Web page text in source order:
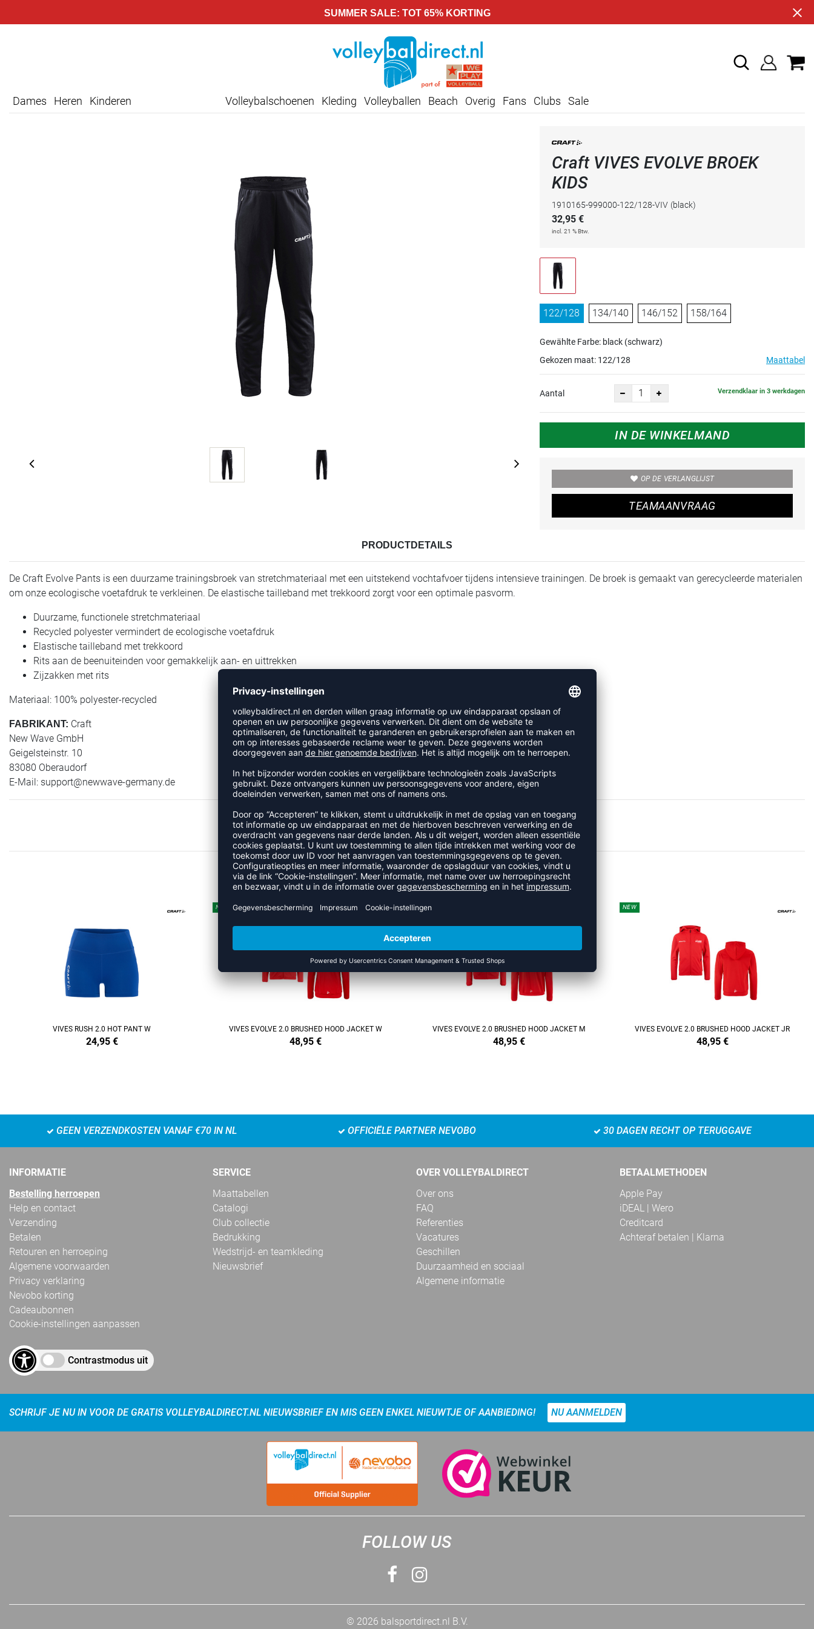
SUMMER SALE: TOT 65% KORTING
Dames Heren Kinderen Volleybalschoenen Kleding Volleyballen Beach Overig Fans Clubs Sale
Craft VIVES EVOLVE BROEK
KIDS
1910165-999000-122/128-VIV (black)
32,95 €
incl. 21 % Btw.
122/128 134/140 146/152 158/164
Gewählte Farbe: black (schwarz)
Gekozen maat: 122/128 Maattabel
Aantal Verzendklaar in 3 werkdagen
IN DE WINKELMAND
OP DE VERLANGLIJST
TEAMAANVRAAG
PRODUCTDETAILS
De Craft Evolve Pants is een duurzame trainingsbroek van stretchmateriaal met een uitstekend vochtafvoer tijdens intensieve trainingen. De broek is gemaakt van gerecycleerde materialen
om onze ecologische voetafdruk te verkleinen. De elastische tailleband met trekkoord zorgt voor een optimale pasvorm.
Duurzame, functionele stretchmateriaal
Recycled polyester vermindert de ecologische voetafdruk
Elastische tailleband met trekkoord
Rits aan de beenuiteinden voor gemakkelijk aan- en uittrekken
Zijzakken met rits
Materiaal: 100% polyester-recycled
FABRIKANT: Craft
New Wave GmbH
Geigelsteinstr. 10
83080 Oberaudorf
E-Mail: support@newwave-germany.de
RECENT BEKEKEN
MEER UIT DE CATEGORIE VIVES
VIVES RUSH 2.0 HOT PANT W
24,95 €
NEW
VIVES EVOLVE 2.0 BRUSHED HOOD JACKET W
48,95 €
NEW
VIVES EVOLVE 2.0 BRUSHED HOOD JACKET M
48,95 €
NEW
VIVES EVOLVE 2.0 BRUSHED HOOD JACKET JR
48,95 €
GEEN VERZENDKOSTEN VANAF €70 IN NL OFFICIËLE PARTNER NEVOBO 30 DAGEN RECHT OP TERUGGAVE
INFORMATIE
Bestelling herroepen
Help en contact
Verzending
Betalen
Retouren en herroeping
Algemene voorwaarden
Privacy verklaring
Nevobo korting
Cadeaubonnen
Cookie-instellingen aanpassen
Contrastmodus uit
SERVICE
Maattabellen
Catalogi
Club collectie
Bedrukking
Wedstrijd- en teamkleding
Nieuwsbrief
OVER VOLLEYBALDIRECT
Over ons
FAQ
Referenties
Vacatures
Geschillen
Duurzaamheid en sociaal
Algemene informatie
BETAALMETHODEN
Apple Pay
iDEAL | Wero
Creditcard
Achteraf betalen | Klarna
SCHRIJF JE NU IN VOOR DE GRATIS VOLLEYBALDIRECT.NL NIEUWSBRIEF EN MIS GEEN ENKEL NIEUWTJE OF AANBIEDING! NU AANMELDEN
FOLLOW US
© 2026 balsportdirect.nl B.V.